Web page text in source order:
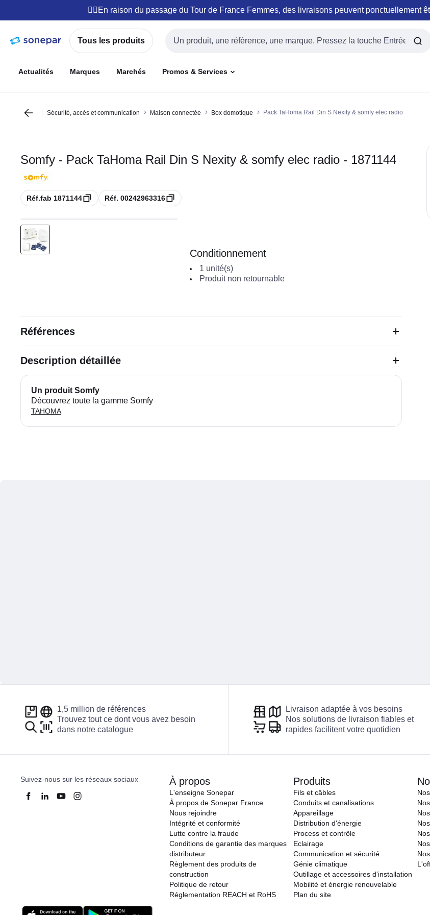
🚴‍♂️En raison du passage du Tour de France Femmes, des livraisons peuvent ponctuellement
Tous les produits
Entrée de recherche
Actualités Marques Marchés Promos & Services
Sécurité, accès et communication Maison connectée Box domotique Pack TaHoma Rail Din S Nexity & somfy elec radio
Somfy - Pack TaHoma Rail Din S Nexity & somfy elec radio - 1871144
Copie
Réf.fab 1871144 Copie
Réf. 00242963316
Conditionnement
1 unité(s)
Produit non retournable
Références
Description détaillée
Un produit Somfy
Découvrez toute la gamme Somfy
TAHOMA
1,5 million de références
Trouvez tout ce dont vous avez besoin
dans notre catalogue
Livraison adaptée à vos besoins
Nos solutions de livraison fiables et
rapides facilitent votre quotidien
Suivez-nous sur les réseaux sociaux À propos
L'enseigne Sonepar
À propos de Sonepar France
Nous rejoindre
Intégrité et conformité
Lutte contre la fraude
Conditions de garantie des marques
distributeur
Règlement des produits de
construction
Politique de retour
Réglementation REACH et RoHS
Produits
Fils et câbles
Conduits et canalisations
Appareillage
Distribution d'énergie
Process et contrôle
Eclairage
Communication et sécurité
Génie climatique
Outillage et accessoires d'installation
Mobilité et énergie renouvelable
Plan du site